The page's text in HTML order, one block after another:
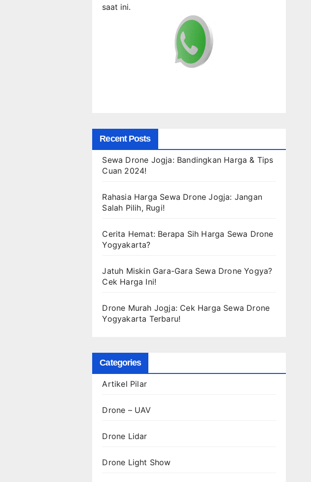
saat ini.
Recent Posts
Sewa Drone Jogja: Bandingkan Harga & Tips
Cuan 2024!
Rahasia Harga Sewa Drone Jogja: Jangan
Salah Pilih, Rugi!
Cerita Hemat: Berapa Sih Harga Sewa Drone
Yogyakarta?
Jatuh Miskin Gara-Gara Sewa Drone Yogya?
Cek Harga Ini!
Drone Murah Jogja: Cek Harga Sewa Drone
Yogyakarta Terbaru!
Categories
Artikel Pilar
Drone – UAV
Drone Lidar
Drone Light Show